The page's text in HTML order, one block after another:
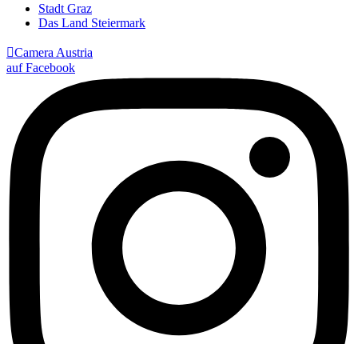
Stadt Graz
Das Land Steiermark
Camera Austria
auf Facebook